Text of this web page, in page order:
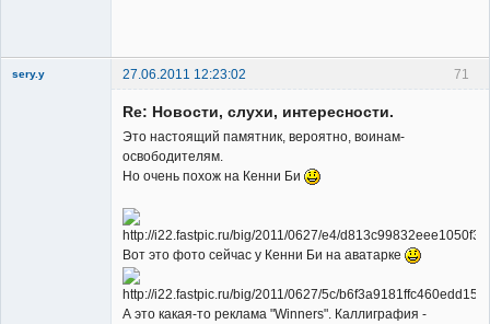
71
sery.y 27.06.2011 12:23:02
Re: Новости, слухи, интересности.
Это настоящий памятник, вероятно, воинам-
освободителям.
Но очень похож на Кенни Би
Вот это фото сейчас у Кенни Би на аватарке
А это какая-то реклама "Winners". Каллиграфия -